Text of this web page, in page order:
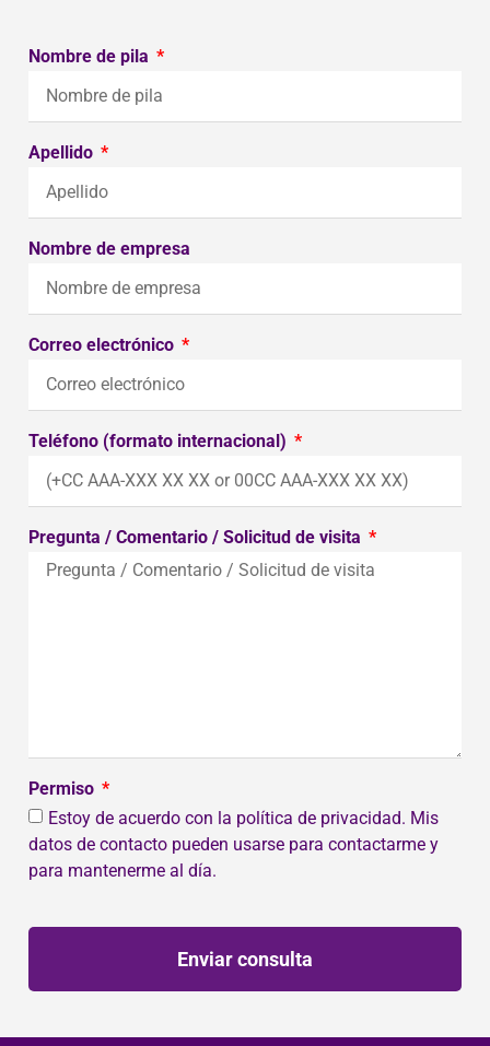
Nombre de pila
Apellido
Nombre de empresa
Correo electrónico
Teléfono (formato internacional)
Pregunta / Comentario / Solicitud de visita
Permiso
Estoy de acuerdo con la política de privacidad. Mis
datos de contacto pueden usarse para contactarme y
para mantenerme al día.
Enviar consulta